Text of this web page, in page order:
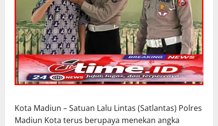
Kota Madiun – Satuan Lalu Lintas (Satlantas) Polres
Madiun Kota terus berupaya menekan angka